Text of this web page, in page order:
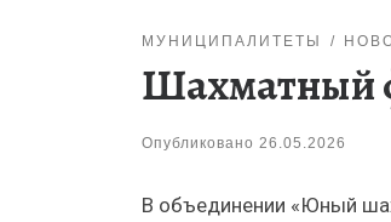
МУНИЦИПАЛИТЕТЫ
Шахматный
Опубликовано 26.05.2026
В объединении «Юный